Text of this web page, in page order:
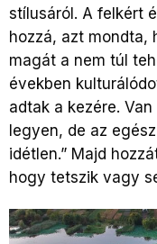
stílusáról. A felkért
hozzá, azt mondta,
magát a nem túl
években
adtak a kezére.
legyen, de az
idétlen.” Majd
hogy tetszik vagy